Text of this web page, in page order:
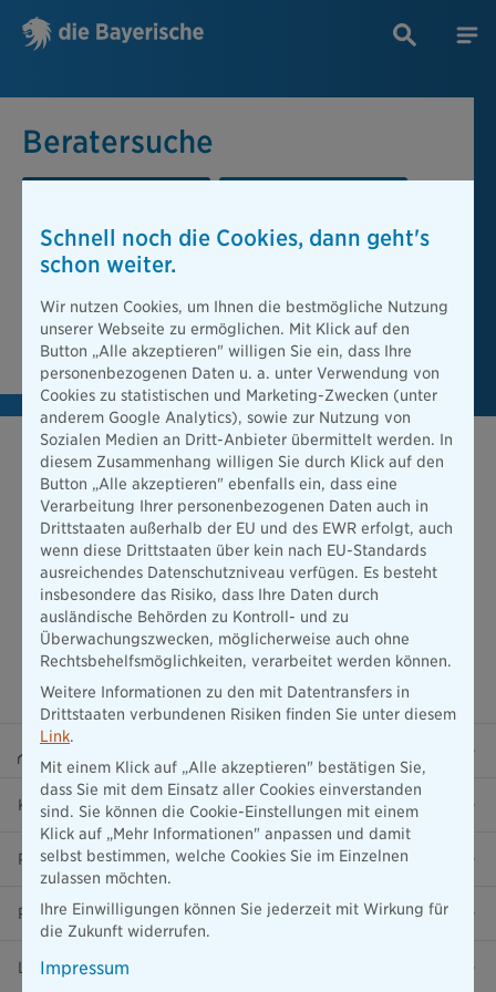
Beratersuche
Beratersuche
PLZ oder Ort
Berater finden
Karriere
Presse
Ratgeber
Lob & Kritik
Schnell noch die Cookies, dann geht's
schon weiter.
Wir nutzen Cookies, um Ihnen die bestmögliche Nutzung
unserer Webseite zu ermöglichen. Mit Klick auf den
Button „Alle akzeptieren" willigen Sie ein, dass Ihre
personenbezogenen Daten u. a. unter Verwendung von
Cookies zu statistischen und Marketing-Zwecken (unter
anderem Google Analytics), sowie zur Nutzung von
Sozialen Medien an Dritt-Anbieter übermittelt werden. In
diesem Zusammenhang willigen Sie durch Klick auf den
Button „Alle akzeptieren" ebenfalls ein, dass eine
Verarbeitung Ihrer personenbezogenen Daten auch in
Drittstaaten außerhalb der EU und des EWR erfolgt, auch
wenn diese Drittstaaten über kein nach EU-Standards
ausreichendes Datenschutzniveau verfügen. Es besteht
insbesondere das Risiko, dass Ihre Daten durch
ausländische Behörden zu Kontroll- und zu
Überwachungszwecken, möglicherweise auch ohne
Rechtsbehelfsmöglichkeiten, verarbeitet werden können.
Weitere Informationen zu den mit Datentransfers in
Drittstaaten verbundenen Risiken finden Sie unter diesem
Link.
Mit einem Klick auf „Alle akzeptieren" bestätigen Sie,
dass Sie mit dem Einsatz aller Cookies einverstanden
sind. Sie können die Cookie-Einstellungen mit einem
Klick auf „Mehr Informationen" anpassen und damit
selbst bestimmen, welche Cookies Sie im Einzelnen
zulassen möchten.
Ihre Einwilligungen können Sie jederzeit mit Wirkung für
die Zukunft widerrufen.
Impressum